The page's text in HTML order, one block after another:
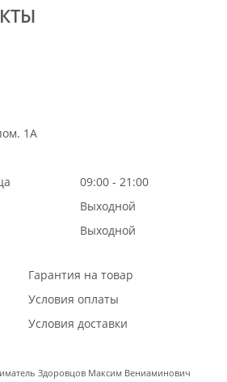
1А
09:00 - 21:00
Выходной
Выходной
Гарантия на товар
Условия оплаты
Условия доставки
Здоровцов Максим Вениаминович